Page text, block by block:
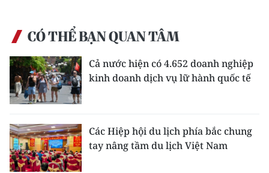
CÓ THỂ BẠN QUAN TÂM
Cả nước hiện có 4.652 doanh nghiệp
kinh doanh dịch vụ lữ hành quốc tế
Các Hiệp hội du lịch phía bắc chung
tay nâng tầm du lịch Việt Nam